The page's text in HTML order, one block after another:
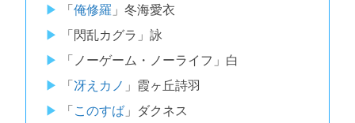
「 俺修羅 」冬海愛衣
「閃乱カグラ」詠
「ノーゲーム・ノーライフ」白
「 冴えカノ 」霞ヶ丘詩羽
「 このすば」ダクネス